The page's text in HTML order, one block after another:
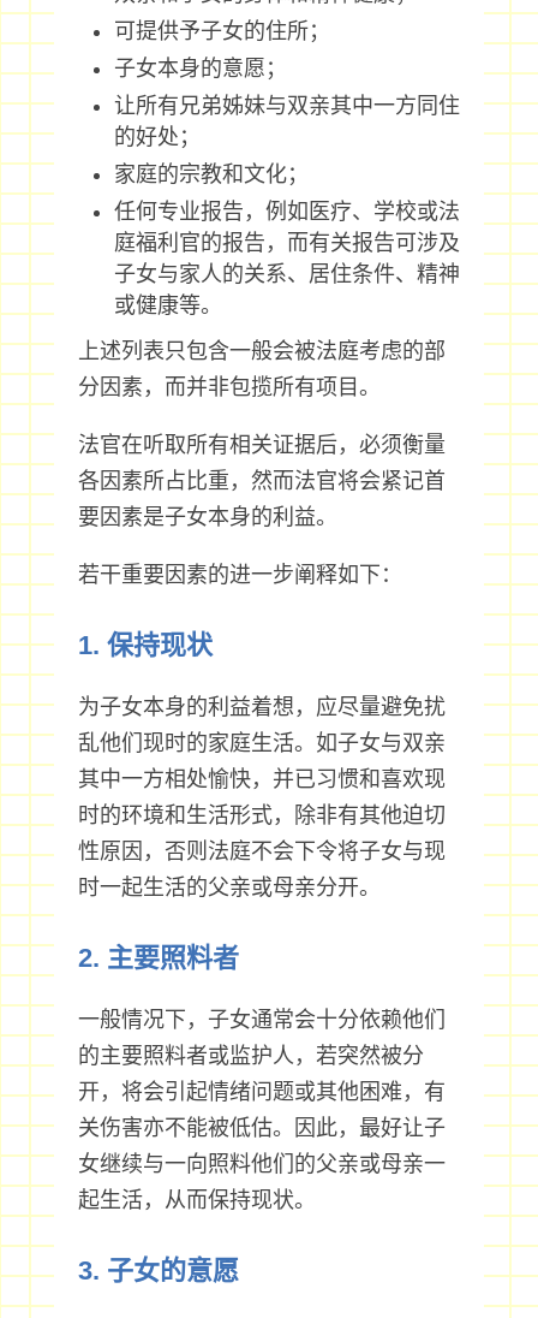
可提供予子女的住所；
子女本身的意愿；
让所有兄弟姊妹与双亲其中一方同住
的好处；
家庭的宗教和文化；
任何专业报告，例如医疗、学校或法
庭福利官的报告，而有关报告可涉及
子女与家人的关系、居住条件、精神
或健康等。
上述列表只包含一般会被法庭考虑的部
分因素，而并非包揽所有项目。
法官在听取所有相关证据后，必须衡量
各因素所占比重，然而法官将会紧记首
要因素是子女本身的利益。
若干重要因素的进一步阐释如下：
1. 保持现状
为子女本身的利益着想，应尽量避免扰
乱他们现时的家庭生活。如子女与双亲
其中一方相处愉快，并已习惯和喜欢现
时的环境和生活形式，除非有其他迫切
性原因，否则法庭不会下令将子女与现
时一起生活的父亲或母亲分开。
2. 主要照料者
一般情况下，子女通常会十分依赖他们
的主要照料者或监护人，若突然被分
开，将会引起情绪问题或其他困难，有
关伤害亦不能被低估。因此，最好让子
女继续与一向照料他们的父亲或母亲一
起生活，从而保持现状。
3. 子女的意愿